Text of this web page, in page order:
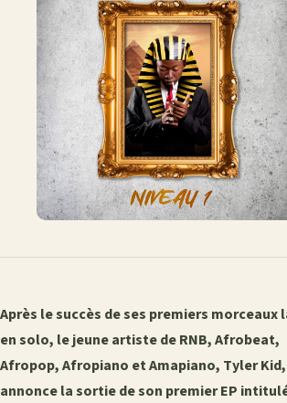
Après le succès de ses premiers morceaux
en solo, le jeune artiste de RNB, Afrobeat,
Afropop, Afropiano et Amapiano, Tyler Kid,
annonce la sortie de son premier EP